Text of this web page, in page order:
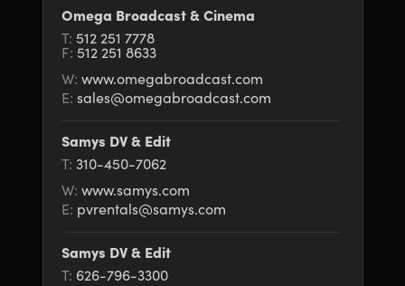
Omega Broadcast & Cinema
T: 512 251 7778
F: 512 251 8633
W: www.omegabroadcast.com
E: sales@omegabroadcast.com
Samys DV & Edit
T: 310-450-7062
W: www.samys.com
E: pvrentals@samys.com
Samys DV & Edit
T: 626-796-3300